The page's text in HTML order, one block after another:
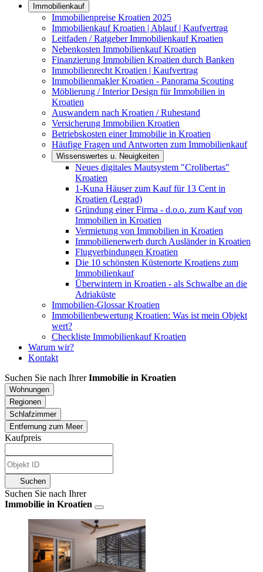
Immobilienkauf
Immobilienpreise Kroatien 2025
Immobilienkauf Kroatien | Ablauf | Kaufvertrag
Leitfaden / Ratgeber Immobilienkauf Kroatien
Nebenkosten Immobilienkauf Kroatien
Finanzierung Immobilien Kroatien durch Banken
Immobilienrecht Kroatien | Kaufvertrag
Immobilienmakler Kroatien - Panorama Scouting
Möblierung / Interior Design für Immobilien in
Kroatien
Auswandern nach Kroatien / Ruhestand
Versicherung Immobilien Kroatien
Betriebskosten einer Immobilie in Kroatien
Häufige Fragen und Antworten zum Immobilienkauf
Wissenswertes u. Neuigkeiten
Neues digitales Mautsystem "Crolibertas"
Kroatien
1-Kuna Häuser zum Kauf für 13 Cent in
Kroatien (Legrad)
Gründung einer Firma - d.o.o. zum Kauf von
Immobilien in Kroatien
Vermietung von Immobilien in Kroatien
Immobilienerwerb durch Ausländer in Kroatien
Flugverbindungen Kroatien
Die 10 schönsten Küstenorte Kroatiens zum
Immobilienkauf
Überwintern in Kroatien - als Schwalbe an die
Adriaküste
Immobilien-Glossar Kroatien
Immobilienbewertung Kroatien: Was ist mein Objekt
wert?
Checkliste Immobilienkauf Kroatien
Warum wir?
Kontakt
Suchen Sie nach IhrerImmobilie in Kroatien
Wohnungen
Regionen
Schlafzimmer
Entfernung zum Meer
Kaufpreis
Suchen
Suchen Sie nach Ihrer
Immobilie in Kroatien